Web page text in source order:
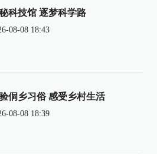
科技馆 逐梦科学路
08-08 18:43
侗乡习俗 感受乡村生活
08-08 18:39